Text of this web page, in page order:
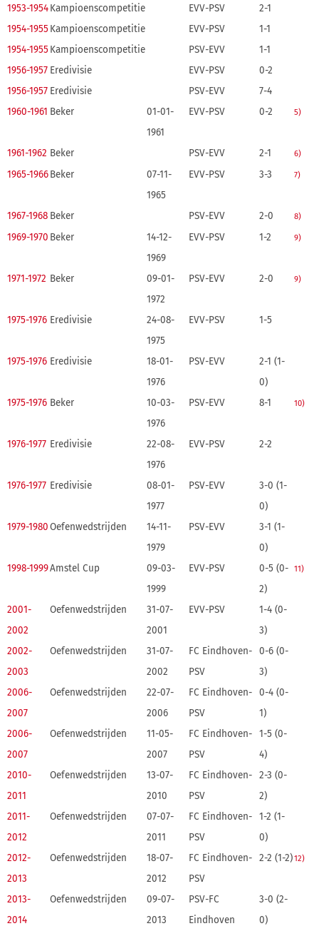
1953-1954Kampioenscompetitie EVV-PSV
2-1
1954-1955Kampioenscompetitie EVV-PSV
1-1
1954-1955Kampioenscompetitie PSV-EVV
1-1
1956-1957 Eredivisie EVV-PSV
0-2
1956-1957 Eredivisie PSV-EVV
7-4
1960-1961 Beker
01-01-
1961
EVV-PSV 0-2 5)
1961-1962 Beker PSV-EVV 2-1 6)
1965-1966Beker
07-11-
1965
EVV-PSV 3-3 7)
1967-1968 Beker PSV-EVV 2-0 8)
1969-1970 Beker
14-12-
1969
EVV-PSV 1-2 9)
1971-1972 Beker
09-01-
1972
PSV-EVV 2-0 9)
1975-1976 Eredivisie
24-08-
1975
EVV-PSV 1-5
1975-1976 Eredivisie
18-01-
1976
PSV-EVV
2-1 (1-
0)
1975-1976 Beker
10-03-
1976
PSV-EVV 8-1 10)
1976-1977 Eredivisie
22-08-
1976
EVV-PSV 2-2
1976-1977 Eredivisie
08-01-
1977
PSV-EVV
3-0 (1-
0)
1979-1980Oefenwedstrijden
14-11-
1979
PSV-EVV
3-1 (1-
0)
1998-1999Amstel Cup
09-03-
1999
EVV-PSV
0-5 (0-
2)
11)
2001-
2002
Oefenwedstrijden
31-07-
2001
EVV-PSV
1-4 (0-
3)
2002-
2003
Oefenwedstrijden
31-07-
2002
FC Eindhoven-
PSV
0-6 (0-
3)
2006-
2007
Oefenwedstrijden
22-07-
2006
FC Eindhoven-
PSV
0-4 (0-
1)
2006-
2007
Oefenwedstrijden
11-05-
2007
FC Eindhoven-
PSV
1-5 (0-
4)
2010-
2011
Oefenwedstrijden
13-07-
2010
FC Eindhoven-
PSV
2-3 (0-
2)
2011-
2012
Oefenwedstrijden
07-07-
2011
FC Eindhoven-
PSV
1-2 (1-
0)
2012-
2013
Oefenwedstrijden
18-07-
2012
FC Eindhoven-
PSV
2-2 (1-2)12)
2013-
2014
Oefenwedstrijden
09-07-
2013
PSV-FC
Eindhoven
3-0 (2-
0)